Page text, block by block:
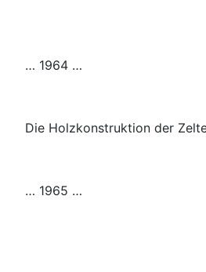
… 1964 …
Die Holzkonstruktion der
… 1965 …